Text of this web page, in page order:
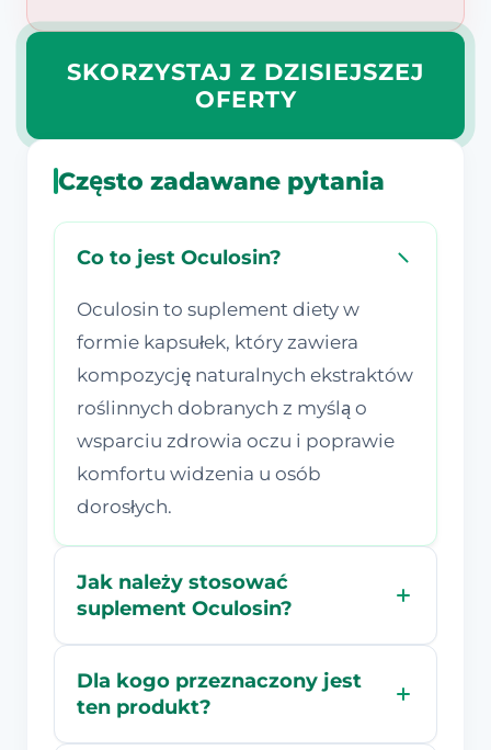
SKORZYSTAJ Z DZISIEJSZEJ
OFERTY
Często zadawane pytania
Co to jest Oculosin?
Oculosin to suplement diety w
formie kapsułek, który zawiera
kompozycję naturalnych ekstraktów
roślinnych dobranych z myślą o
wsparciu zdrowia oczu i poprawie
komfortu widzenia u osób
dorosłych.
Jak należy stosować
suplement Oculosin?
Dla kogo przeznaczony jest
ten produkt?